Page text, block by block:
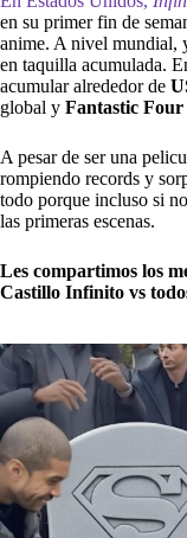
en su primer fin de
anime. A nivel mundial,
en taquilla acumulada.
acumular alrededor de
global y Fantastic Four
A pesar de ser una
rompiendo records y
todo porque incluso si
las primeras escenas.
Les compartimos los
Castillo Infinito vs